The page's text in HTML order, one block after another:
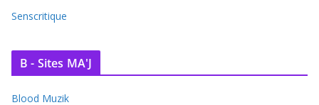
Senscritique
B - Sites MA'J
Blood Muzik